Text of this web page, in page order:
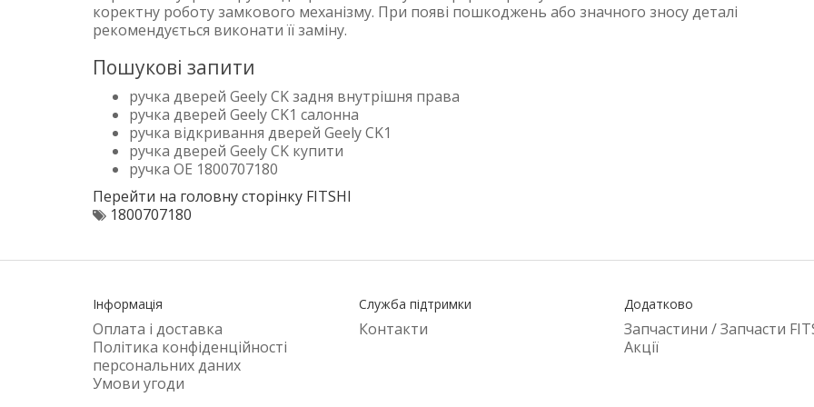
коректну роботу замкового механізму. При появі пошкоджень або значного зносу деталі
рекомендується виконати її заміну.
Пошукові запити
ручка дверей Geely CK задня внутрішня права
ручка дверей Geely CK1 салонна
ручка відкривання дверей Geely CK1
ручка дверей Geely CK купити
ручка OE 1800707180
Перейти на головну сторінку FITSHI
1800707180
Інформація
Оплата і доставка
Політика конфіденційності
персональних даних
Умови угоди
Служба підтримки
Контакти
Додатково
Запчастини / Запчасти
Акції